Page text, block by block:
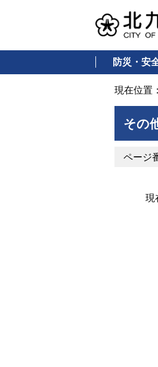
防災・安
現在位置：
その
ページ
現